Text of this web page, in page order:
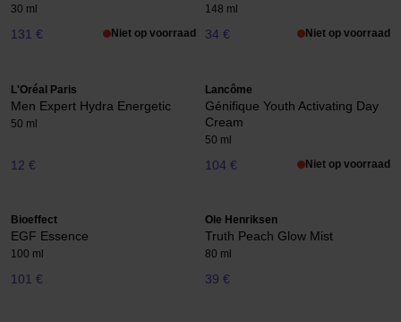
30 ml
131 € Niet op voorraad
148 ml
34 € Niet op voorraad
L'Oréal Paris
Men Expert Hydra Energetic
50 ml
12 €
Lancôme
Génifique Youth Activating Day
Cream
50 ml
104 € Niet op voorraad
Bioeffect
EGF Essence
100 ml
101 €
Ole Henriksen
Truth Peach Glow Mist
80 ml
39 €